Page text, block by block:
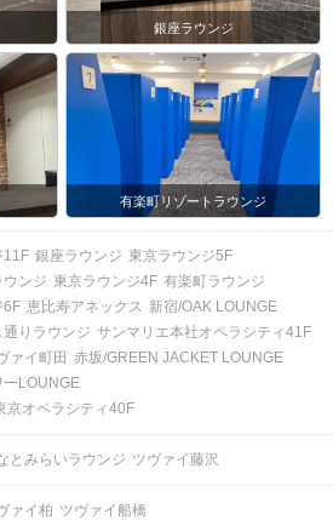
ビル4階・6階
マップ・アクセス案内を見る
銀座ラウンジ
有楽町リゾートラウンジ
11F 銀座ラウンジ 東京ラウンジ5F
ンジ 東京ラウンジ4F 有楽町ラウンジ
6F 恵比寿アネックス 新宿/OAK LOUNGE
りラウンジ サンマリエ本社オペラシティ41F
ァイ町田 赤坂/GREEN JACKET LOUNGE
ーLOUNGE
京オペラシティ40F
とみらいラウンジ ツヴァイ藤沢
ァイ柏 ツヴァイ船橋